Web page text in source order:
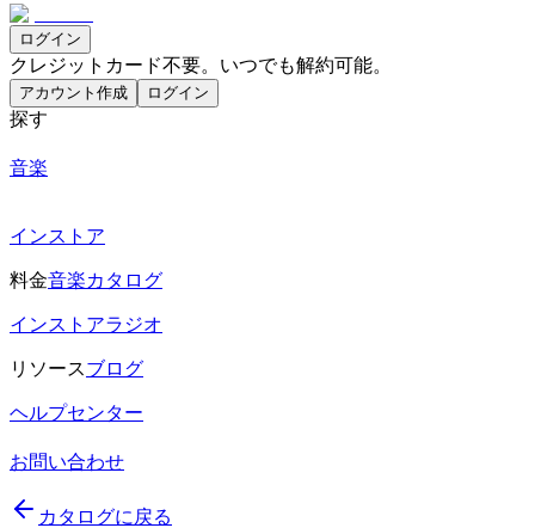
ログイン
クレジットカード不要。いつでも解約可能。
アカウント作成 ログイン
探す
音楽
インストア
料金音楽カタログ
インストアラジオ
リソースブログ
ヘルプセンター
お問い合わせ
カタログに戻る